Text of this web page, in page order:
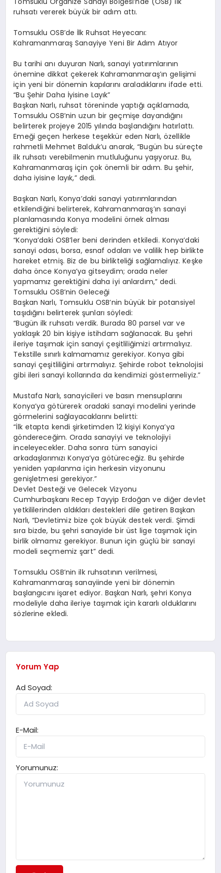
ruhsatı vererek büyük bir adım attı.
Tomsuklu OSB’de İlk Ruhsat Heyecanı:
Kahramanmaraş Sanayiye Yeni Bir Adım Atıyor
Bu tarihi anı duyuran Narlı, sanayi yatırımlarının
önemine dikkat çekerek Kahramanmaraş’ın gelişimi
için yeni bir dönemin kapılarını araladıklarını ifade etti.
“Bu Şehir Daha İyisine Layık”
Başkan Narlı, ruhsat töreninde yaptığı açıklamada,
Tomsuklu OSB’nin uzun bir geçmişe dayandığını
belirterek projeye 2015 yılında başlandığını hatırlattı.
Emeği geçen herkese teşekkür eden Narlı, özellikle
rahmetli Mehmet Balduk’u anarak, “Bugün bu süreçte
ilk ruhsatı verebilmenin mutluluğunu yaşıyoruz. Bu,
Kahramanmaraş için çok önemli bir adım. Bu şehir,
daha iyisine layık,” dedi.
Başkan Narlı, Konya’daki sanayi yatırımlarından
etkilendiğini belirterek, Kahramanmaraş’ın sanayi
planlamasında Konya modelini örnek alması
gerektiğini söyledi:
“Konya’daki OSB’ler beni derinden etkiledi. Konya’daki
sanayi odası, borsa, esnaf odaları ve valilik hep birlikte
hareket etmiş. Biz de bu birlikteliği sağlamalıyız. Keşke
daha önce Konya’ya gitseydim; orada neler
yapmamız gerektiğini daha iyi anlardım,” dedi.
Tomsuklu OSB’nin Geleceği
Başkan Narlı, Tomsuklu OSB’nin büyük bir potansiyel
taşıdığını belirterek şunları söyledi:
“Bugün ilk ruhsatı verdik. Burada 80 parsel var ve
yaklaşık 20 bin kişiye istihdam sağlanacak. Bu şehri
ileriye taşımak için sanayi çeşitliliğimizi artırmalıyız.
Tekstille sınırlı kalmamamız gerekiyor. Konya gibi
sanayi çeşitliliğini artırmalıyız. Şehirde robot teknolojisi
gibi ileri sanayi kollarında da kendimizi göstermeliyiz.”
Mustafa Narlı, sanayicileri ve basın mensuplarını
Konya’ya götürerek oradaki sanayi modelini yerinde
görmelerini sağlayacaklarını belirtti:
“İlk etapta kendi şirketimden 12 kişiyi Konya’ya
göndereceğim. Orada sanayiyi ve teknolojiyi
inceleyecekler. Daha sonra tüm sanayici
arkadaşlarımızı Konya’ya götüreceğiz. Bu şehirde
yeniden yapılanma için herkesin vizyonunu
genişletmesi gerekiyor.”
Devlet Desteği ve Gelecek Vizyonu
Cumhurbaşkanı Recep Tayyip Erdoğan ve diğer devlet
yetkililerinden aldıkları destekleri dile getiren Başkan
Narlı, “Devletimiz bize çok büyük destek verdi. Şimdi
sıra bizde, bu şehri sanayide bir üst lige taşımak için
birlik olmamız gerekiyor. Bunun için güçlü bir sanayi
modeli seçmemiz şart” dedi.
Tomsuklu OSB’nin ilk ruhsatının verilmesi,
Kahramanmaraş sanayiinde yeni bir dönemin
başlangıcını işaret ediyor. Başkan Narlı, şehri Konya
modeliyle daha ileriye taşımak için kararlı olduklarını
sözlerine ekledi.
Yorum Yap
Ad Soyad:
E-Mail:
Yorumunuz: